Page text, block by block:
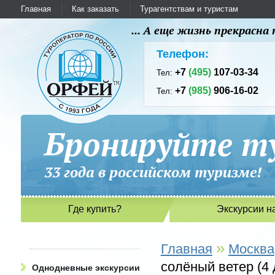
Главная Как заказать Турагентствам и туристам
... А еще жизнь
Телефон:
Тел:+7(495) 107-03-34
Тел:+7(985) 906-16-02
Бронируйте
33 года в российском
Где купить? Экскурсии
Однодневные экскурсии
Главная » Москва
солёный ветер (4